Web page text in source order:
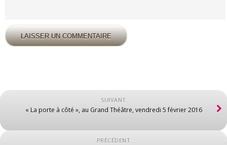
SUIVANT
« La porte à côté », au Grand Théâtre, vendredi 5 février 2016
PRÉCÉDENT